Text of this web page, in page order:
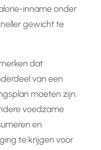
inname onder
gewicht te
dat
van een
moeten zijn.
voedzame
en
te krijgen voor